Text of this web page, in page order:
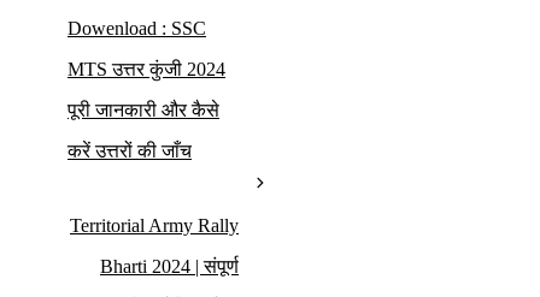
Dowenload : SSC
MTS उत्तर कुंजी 2024
पूरी जानकारी और कैसे
करें उत्तरों की जाँच
Territorial Army Rally
Bharti 2024 | संपूर्ण